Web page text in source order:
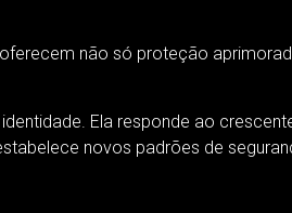
não só proteção
Ela responde ao
novos padrões de